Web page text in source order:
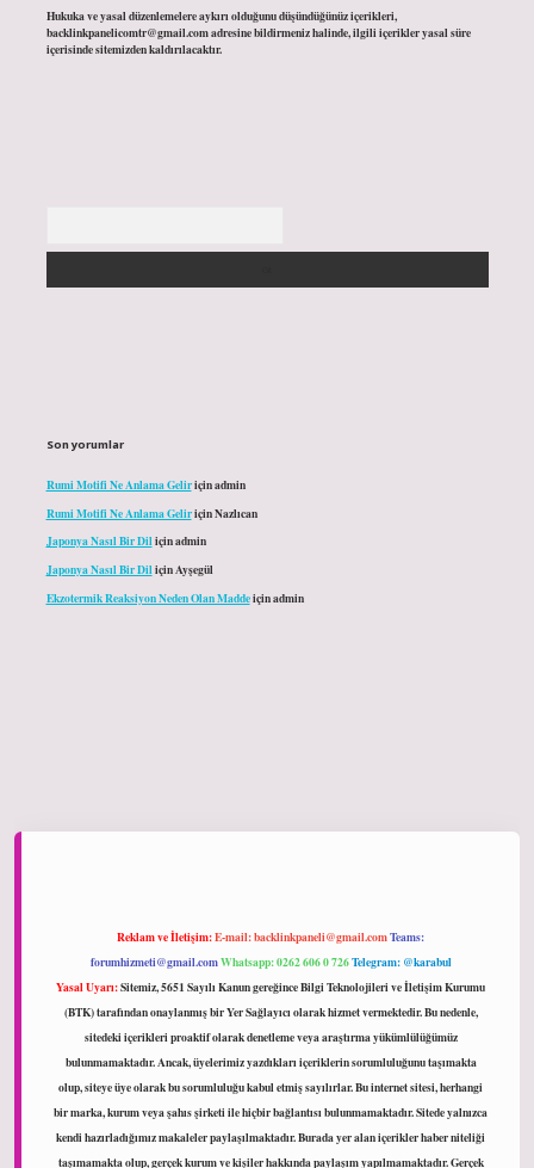
Hukuka ve yasal düzenlemelere aykırı olduğunu düşündüğünüz içerikleri,
backlinkpanelicomtr@gmail.comadresine bildirmeniz halinde, ilgili içerikler yasal süre
içerisinde sitemizden kaldırılacaktır.
Son yorumlar
Rumi Motifi Ne Anlama Geliriçinadmin
Rumi Motifi Ne Anlama GeliriçinNazlıcan
Japonya Nasıl Bir Diliçinadmin
Japonya Nasıl Bir DiliçinAyşegül
Ekzotermik Reaksiyon Neden Olan Maddeiçinadmin
Reklam ve İletişim:E-mail:backlinkpaneli@gmail.comTeams:
forumhizmeti@gmail.comWhatsapp: 0262 606 0 726Telegram: @karabul
Yasal Uyarı:Sitemiz, 5651 Sayılı Kanun gereğince Bilgi Teknolojileri ve İletişim Kurumu
(BTK) tarafından onaylanmış bir Yer Sağlayıcı olarak hizmet vermektedir. Bu nedenle,
sitedeki içerikleri proaktif olarak denetleme veya araştırma yükümlülüğümüz
bulunmamaktadır. Ancak, üyelerimiz yazdıkları içeriklerin sorumluluğunu taşımakta
olup, siteye üye olarak bu sorumluluğu kabul etmiş sayılırlar. Bu internet sitesi, herhangi
bir marka, kurum veya şahıs şirketi ile hiçbir bağlantısı bulunmamaktadır. Sitede yalnızca
kendi hazırladığımız makaleler paylaşılmaktadır. Burada yer alan içerikler haber niteliği
taşımamakta olup, gerçek kurum ve kişiler hakkında paylaşım yapılmamaktadır. Gerçek